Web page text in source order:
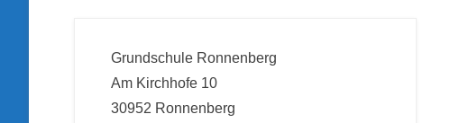
Grundschule Ronnenberg
Am Kirchhofe 10
30952 Ronnenberg